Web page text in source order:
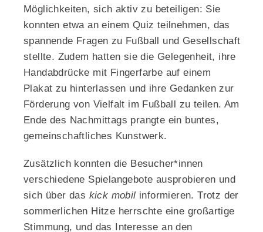
Möglichkeiten, sich aktiv zu beteiligen: Sie
konnten etwa an einem Quiz teilnehmen, das
spannende Fragen zu Fußball und Gesellschaft
stellte. Zudem hatten sie die Gelegenheit, ihre
Handabdrücke mit Fingerfarbe auf einem
Plakat zu hinterlassen und ihre Gedanken zur
Förderung von Vielfalt im Fußball zu teilen. Am
Ende des Nachmittags prangte ein buntes,
gemeinschaftliches Kunstwerk.
Zusätzlich konnten die Besucher*innen
verschiedene Spielangebote ausprobieren und
sich über das kick mobil informieren. Trotz der
sommerlichen Hitze herrschte eine großartige
Stimmung, und das Interesse an den